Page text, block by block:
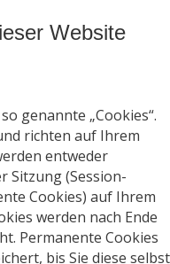
Website
genannte „Cookies“.
richten auf Ihrem
entweder
Sitzung (Session-
Cookies) auf Ihrem
werden nach Ende
Permanente Cookies
bis Sie diese selbst